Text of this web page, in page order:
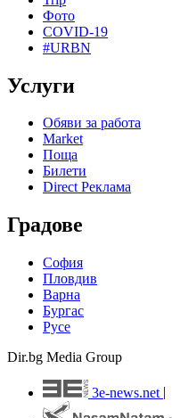
Фото
COVID-19
#URBN
Услуги
Обяви за работа
Market
Поща
Билети
Direct Реклама
Градове
София
Пловдив
Варна
Бургас
Русе
Dir.bg Media Group
3e-news.net